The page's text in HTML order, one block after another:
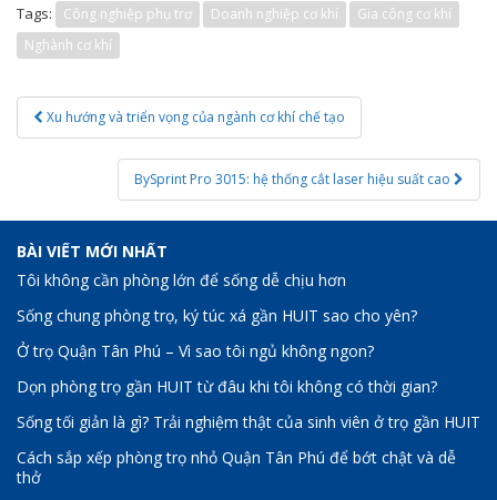
Tags: Công nghiệp phụ trợ Doanh nghiệp cơ khí
Gia công cơ khí
Nghành cơ khí
Post
navigation
Xu hướng và triển vọng của ngành cơ khí chế tạo
BySprint Pro 3015: hệ thống cắt laser hiệu suất cao
BÀI VIẾT MỚI NHẤT
Tôi không cần phòng lớn để sống dễ chịu hơn
Sống chung phòng trọ, ký túc xá gần HUIT sao cho yên?
Ở trọ Quận Tân Phú – Vì sao tôi ngủ không ngon?
Dọn phòng trọ gần HUIT từ đâu khi tôi không có thời gian?
Sống tối giản là gì? Trải nghiệm thật của sinh viên ở trọ gần HUIT
Cách sắp xếp phòng trọ nhỏ Quận Tân Phú để bớt chật và dễ
thở